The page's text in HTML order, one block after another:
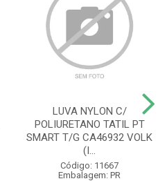
LUVA NYLON C/
POLIURETANO TATIL PT
SMART T/G CA46932 VOLK
(I...
Código: 11667
Embalagem: PR